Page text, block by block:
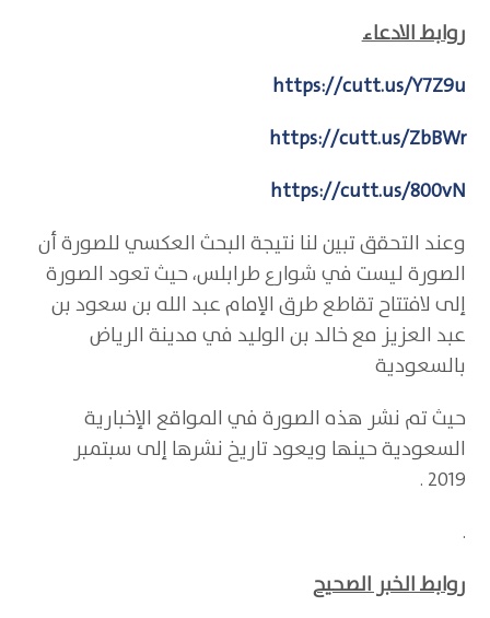
روابط الادعاء
https://cutt.us/Y7Z9u
https://cutt.us/ZbBWr
https://cutt.us/800vN
وعند التحقق تبين لنا نتيجة البحث العكسي للصورة أن
الصورة ليست في شوارع طرابلس، حيث تعود الصورة
إلى لافتتاح تقاطع طرق الإمام عبد الله بن سعود بن
عبد العزيز مع خالد بن الوليد في مدينة الرياض
بالسعودية
حيث تم نشر هذه الصورة في المواقع الإخبارية
السعودية حينها ويعود تاريخ نشرها إلى سبتمبر
2019 .
.
روابط الخبر الصحيح